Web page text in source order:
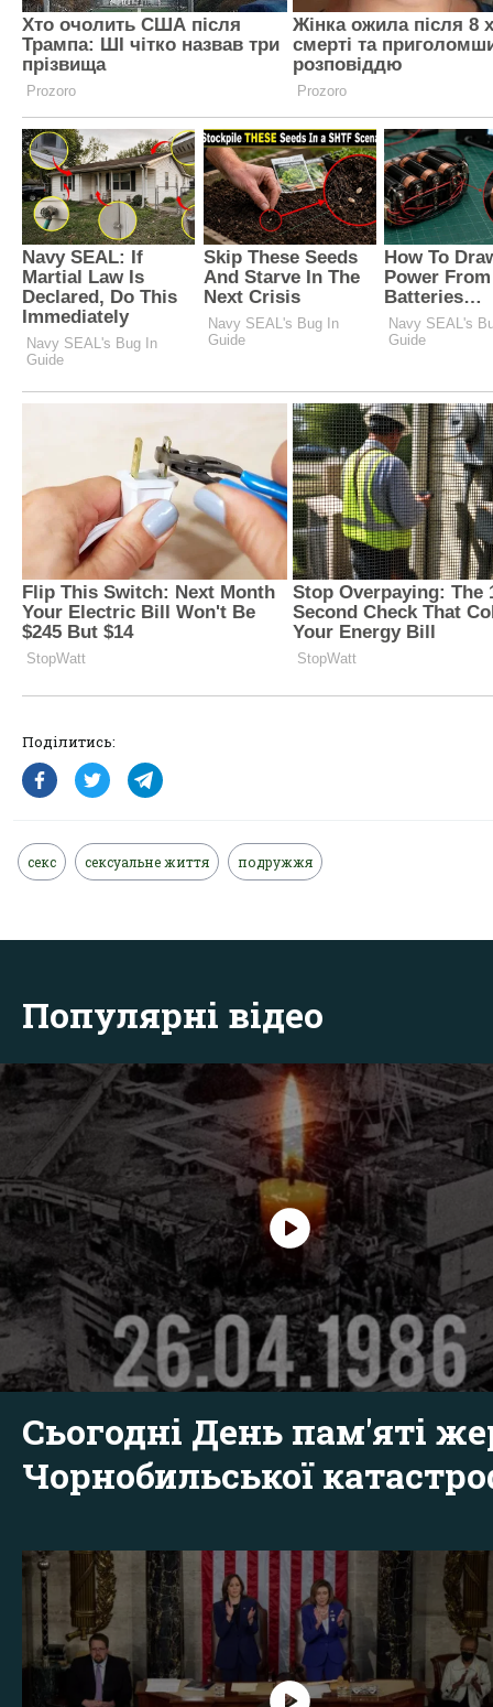
Поділитись:
секс сексуальне життя подружжя
Популярні відео
Сьогодні День пам'яті
Чорнобильської